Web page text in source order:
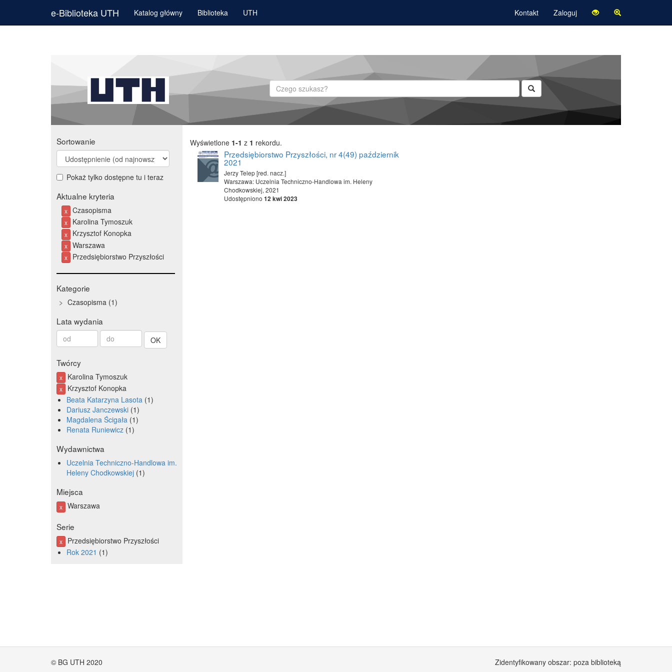
e-Biblioteka UTH Katalog główny Biblioteka UTH Kontakt Zaloguj
Szukaj
Sortowanie
Pokaż tylko dostępne tu i teraz
Aktualne kryteria
x Czasopisma
x Karolina Tymoszuk
x Krzysztof Konopka
x Warszawa
x Przedsiębiorstwo Przyszłości
Kategorie
Czasopisma 1
Lata wydania
Od
roku
Do
roku
Twórcy
x Karolina Tymoszuk
x
Krzysztof Konopka
Beata Katarzyna Lasota 1
Dariusz Janczewski 1
Magdalena Ścigała 1
Renata Runiewicz 1
Wydawnictwa
Uczelnia Techniczno-Handlowa im.
Heleny Chodkowskiej 1
Miejsca
x Warszawa
Serie
x
Przedsiębiorstwo Przyszłości
Rok 2021
1
Wyświetlone 1-1 z 1 rekordu.
Przedsiębiorstwo Przyszłości, nr 4(49) październik
2021
Jerzy Telep [red. nacz.]
Warszawa: Uczelnia Techniczno-Handlowa im. Heleny
Chodkowskiej, 2021
Udostępniono 12 kwi 2023
© BG UTH 2020 Zidentyfikowany obszar: poza biblioteką